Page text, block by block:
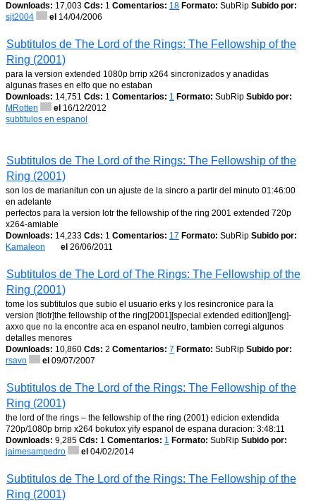
Downloads: 17,003 Cds: 1 Comentarios: 18 Formato: SubRip Subido por:
sjt2004
el 14/04/2006
Subtitulos de The Lord of the Rings: The Fellowship of the
Ring (2001)
para la version extended 1080p brrip x264 sincronizados y anadidas
algunas frases en elfo que no estaban
Downloads: 14,751 Cds: 1 Comentarios: 1 Formato: SubRip Subido por:
MRotten
el 16/12/2012
subtitulos en espanol
Subtitulos de The Lord of the Rings: The Fellowship of the
Ring (2001)
son los de marianitun con un ajuste de la sincro a partir del minuto 01:46:00
en adelante
perfectos para la version lotr the fellowship of the ring 2001 extended 720p
x264-amiable
Downloads: 14,233 Cds: 1 Comentarios: 17 Formato: SubRip Subido por:
Kamaleon
el 26/06/2011
Subtitulos de The Lord of The Rings: The Fellowship of the
Ring (2001)
tome los subtitulos que subio el usuario erks y los resincronice para la
version [tlotr]the fellowship of the ring[2001][special extended edition][eng]-
axxo que no la encontre aca en espanol neutro, tambien corregi algunos
detalles menores
Downloads: 10,860 Cds: 2 Comentarios: 7 Formato: SubRip Subido por:
rsavo
el 09/07/2007
Subtitulos de The Lord of the Rings: The Fellowship of the
Ring (2001)
the lord of the rings – the fellowship of the ring (2001) edicion extendida
720p/1080p brrip x264 bokutox yify espanol de espana duracion: 3:48:11
Downloads: 9,285 Cds: 1 Comentarios: 1 Formato: SubRip Subido por:
jaimesampedro
el 04/02/2014
Subtitulos de The Lord of the Rings: The Fellowship of the
Ring (2001)